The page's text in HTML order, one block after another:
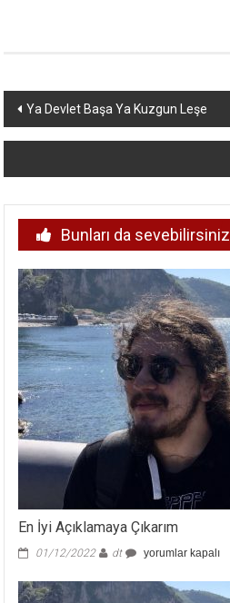
Yazı
dolaşımı
Ya Devlet Başa Ya Kuzgun Leşe
Bunları da sevebilirsiniz
En İyi Açıklamaya Çıkarım
01/12/2022 dt
En
Açıklamaya
yorumlar kapalı